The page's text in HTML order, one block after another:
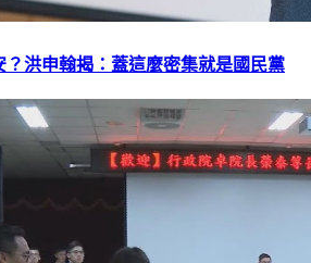
？洪申翰揭：蓋這麼密集就是國民黨